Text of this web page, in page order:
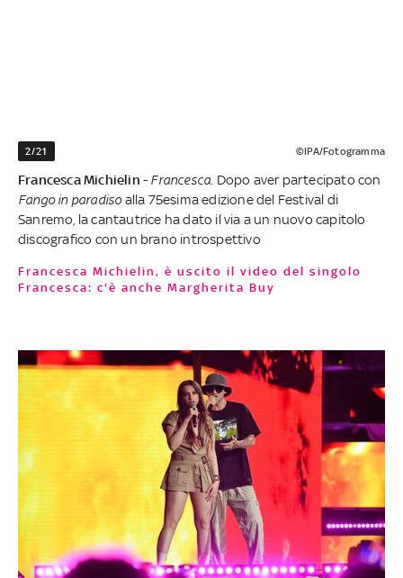
2/21 ©IPA/Fotogramma
Francesca Michielin - Francesca . Dopo aver partecipato con
Fango in paradisoalla 75esima edizione del Festival di
Sanremo, la cantautrice ha dato il via a un nuovo capitolo
discografico con un brano introspettivo
Francesca Michielin, è uscito il video del singolo
Francesca: c'è anche Margherita Buy